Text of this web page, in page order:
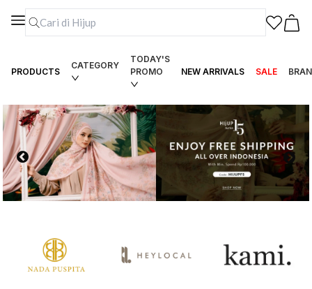
PRODUCTS
CATEGORY
TODAY'S
PROMO
NEW ARRIVALS SALE